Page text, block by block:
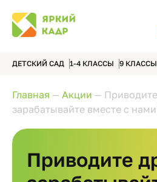
ДЕТСКИЙ САД 1-4 КЛАССЫ 9 КЛАССЫ
Главная — Акции —
зарабатывайте вместе с
Приводите